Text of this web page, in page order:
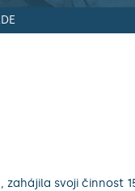
svoji činnost